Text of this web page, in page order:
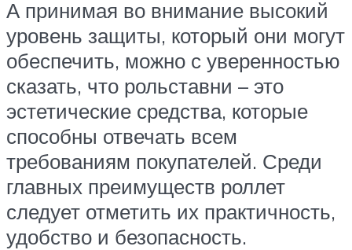
А принимая во внимание высокий
уровень защиты, который они могут
обеспечить, можно с уверенностью
сказать, что рольставни – это
эстетические средства, которые
способны отвечать всем
требованиям покупателей. Среди
главных преимуществ роллет
следует отметить их практичность,
удобство и безопасность.